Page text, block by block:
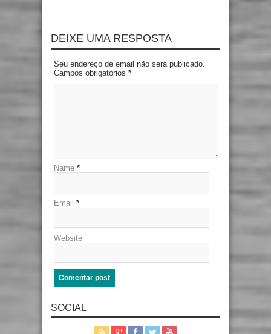
DEIXE UMA RESPOSTA
Seu endereço de email não será publicado.
Campos obrigatórios *
Name *
Email *
Website
SOCIAL